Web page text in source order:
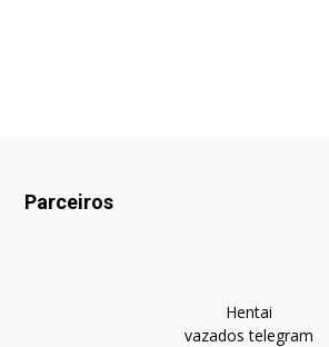
Parceiros
Hentai
vazados telegram